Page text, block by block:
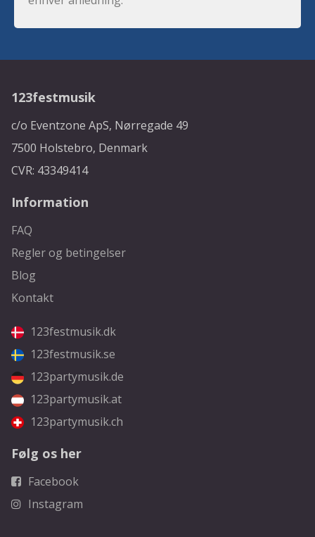
123festmusik
c/o Eventzone ApS, Nørregade 49
7500 Holstebro, Denmark
CVR: 43349414
Information
FAQ
Regler og betingelser
Blog
Kontakt
123festmusik.dk
123festmusik.se
123partymusik.de
123partymusik.at
123partymusik.ch
Følg os her
Facebook
Instagram